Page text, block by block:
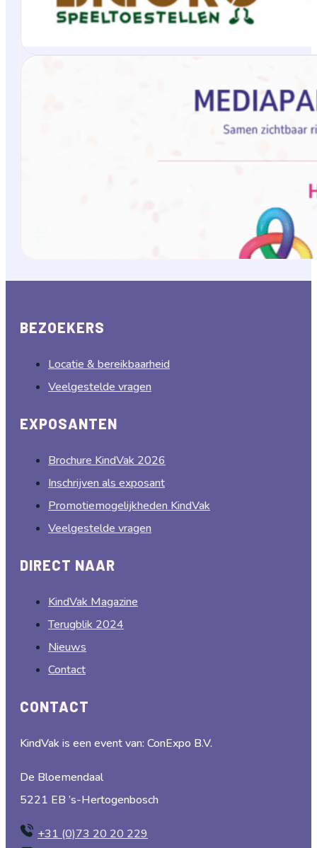
BEZOEKERS
Locatie & bereikbaarheid
Veelgestelde vragen
EXPOSANTEN
Brochure KindVak 2026
Inschrijven als exposant
Promotiemogelijkheden KindVak
Veelgestelde vragen
DIRECT NAAR
KindVak Magazine
Terugblik 2024
Nieuws
Contact
CONTACT
KindVak is een event van: ConExpo B.V.
De Bloemendaal
5221 EB ’s-Hertogenbosch
+31 (0)73 20 20 229